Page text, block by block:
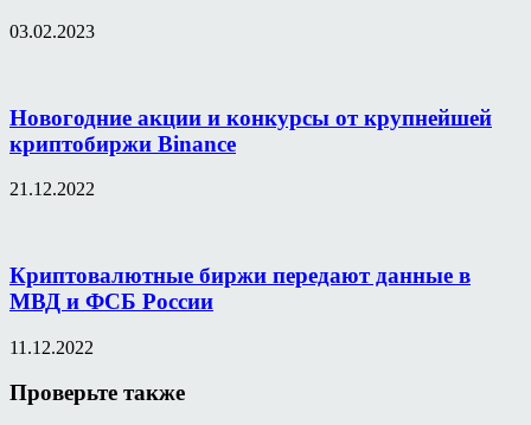
03.02.2023
Новогодние акции и конкурсы от крупнейшей
криптобиржи Binance
21.12.2022
Криптовалютные биржи передают данные в
МВД и ФСБ России
11.12.2022
Проверьте также